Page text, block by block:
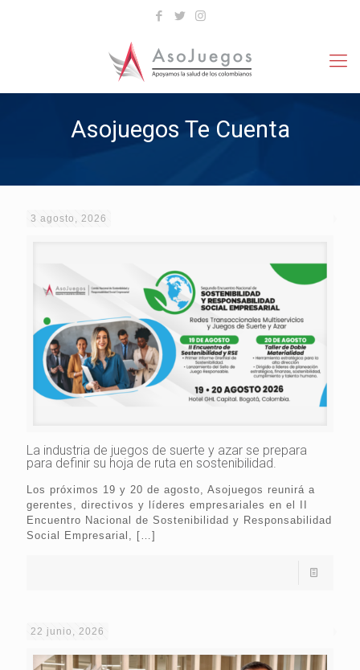
Asojuegos Te Cuenta
3 agosto, 2026
La industria de juegos de suerte y azar se prepara
para definir su hoja de ruta en sostenibilidad.
Los próximos 19 y 20 de agosto, Asojuegos reunirá a
gerentes, directivos y líderes empresariales en el II
Encuentro Nacional de Sostenibilidad y Responsabilidad
Social Empresarial,
[…]
22 junio, 2026